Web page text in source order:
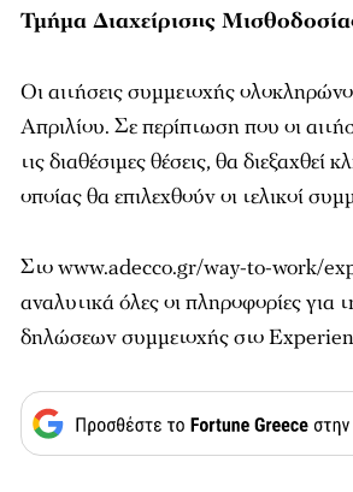
Τμήμα Διαχείρισης
Οι αιτήσεις συμμετοχής
Απριλίου. Σε περίπτωση που οι
τις διαθέσιμες θέσεις, θα
οποίας θα επιλεχθούν οι τελικοί
Στο www.adecco.gr/way-to-work/
αναλυτικά όλες οι πληροφορίες για
δηλώσεων συμμετοχής στο